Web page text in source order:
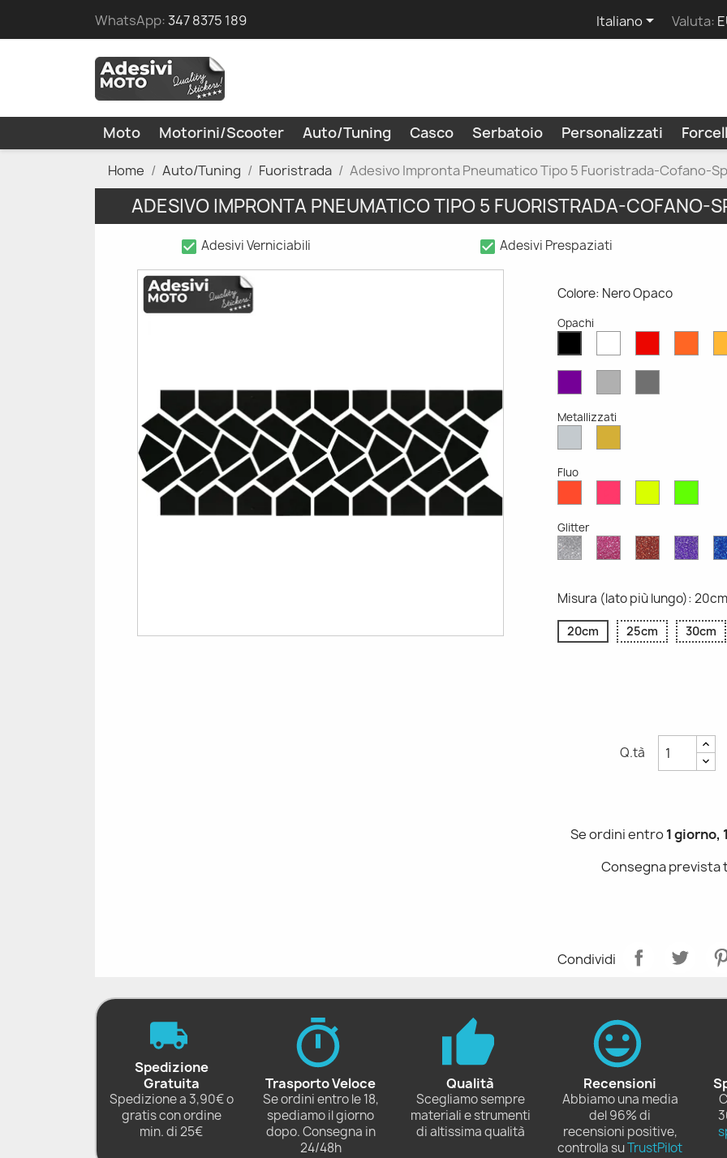
WhatsApp:347 8375 189 Italiano Valuta:
Moto Motorini/Scooter Auto/Tuning Casco Serbatoio Personalizzati
Home Auto/Tuning Fuoristrada Adesivo Impronta Pneumatico Tipo 5 Fuoristrada-Cofano-
ADESIVO IMPRONTA PNEUMATICO TIPO 5 FUORISTRADA-COFANO-
check_box Adesivi Verniciabili check_box Adesivi Prespaziati
Colore: Nero Opaco
Opachi
Opaco OpacoOpaco
OpacoChiaroScuro
Metallizzati
MetallizzatoMetallizzato
Fluo
Fluo
Fluo
Fluo
Fluo
Glitter
Diamante
Glitter
Rosa
Glitter
Rosso
Glitter
Viola
Misura (lato più lungo): 20cm
20cm 25cm 30cm
Q.tà
Se ordini entro1 giorno,
Consegna prevista
Condividi
Spedizione
Gratuita
Spedizione a 3,90€ o
gratis con ordine
min. di 25€
Trasporto Veloce
Se ordini entro le 18,
spediamo il giorno
dopo. Consegna in
24/48h
Qualità
Scegliamo sempre
materiali e strumenti
di altissima qualità
Recensioni
Abbiamo una media
del 96% di
recensioni positive,
controlla suTrustPilot